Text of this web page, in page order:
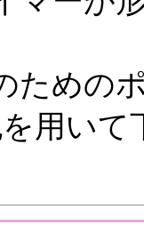
ための
用いて